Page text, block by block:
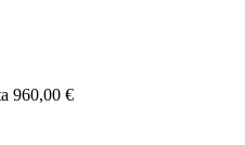
960,00 €